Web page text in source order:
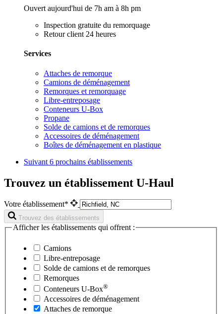
Ouvert aujourd'hui de 7h am à 8h pm
Inspection gratuite du remorquage
Retour client 24 heures
Services
Attaches de remorque
Camions de déménagement
Remorques et remorquage
Libre-entreposage
Conteneurs U-Box
Propane
Solde de camions et de remorques
Accessoires de déménagement
Boîtes de déménagement en plastique
Suivant 6 prochains établissements
Trouvez un établissement U-Haul
Votre établissement*
Trouvez des établissements
Afficher les établissements qui offrent :
Camions
Libre-entreposage
Solde de camions et de remorques
Remorques
Conteneurs U-Box®
Accessoires de déménagement
Attaches de remorque